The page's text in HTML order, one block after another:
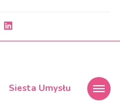
Siesta Umysłu